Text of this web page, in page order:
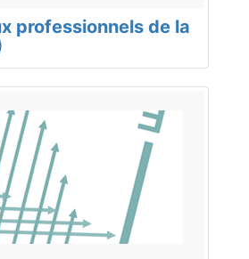
professionnels de la